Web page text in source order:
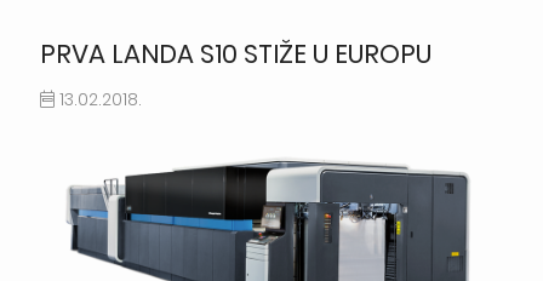
PRVA LANDA S10 STIŽE U EUROPU
13.02.2018.